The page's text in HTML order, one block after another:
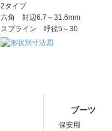
2タイプ
六角 対辺6.7～31.6mm
スプライン 呼径5～30
ブーツ
保安用